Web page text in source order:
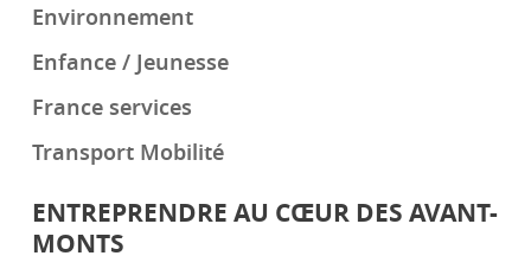
Environnement
Enfance / Jeunesse
France services
Transport Mobilité
ENTREPRENDRE AU CŒUR DES AVANT-
MONTS